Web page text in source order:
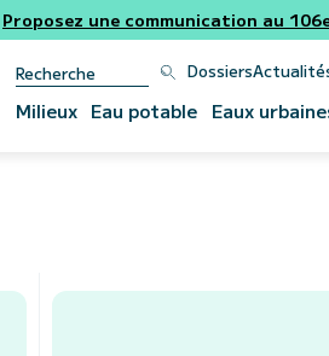
Proposez une communication au
Dossiers
Milieux Eau potable Eaux